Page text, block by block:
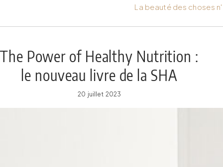
La beauté des choses
The Power of Healthy Nutrition :
le nouveau livre de la SHA
Wellness Clinic
20 juillet 2023